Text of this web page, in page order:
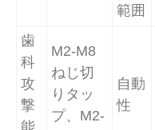
範囲
歯
科
攻
撃
能
M2-M8
ねじ切
りタッ
プ、M2-
自動
性